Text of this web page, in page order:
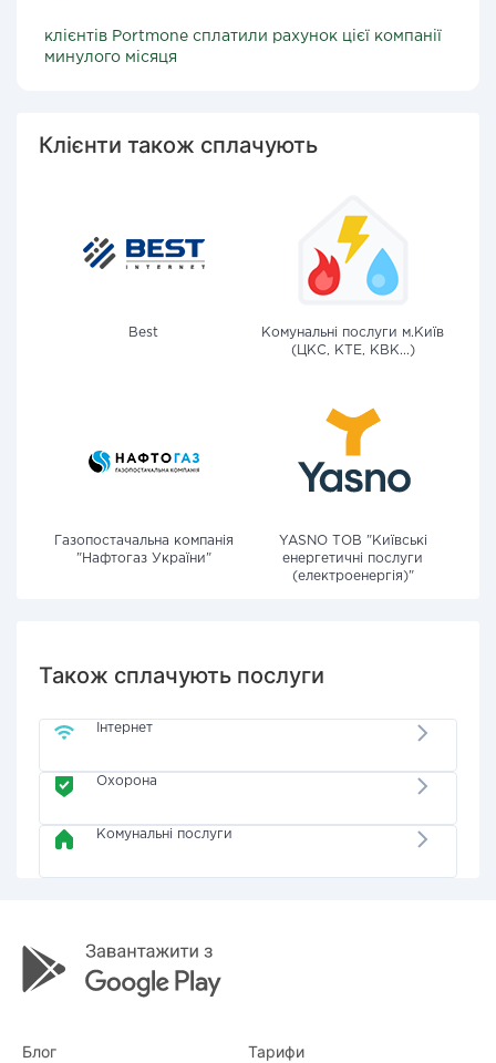
клієнтів Portmone сплатили рахунок цієї компанії
минулого місяця
Клієнти також сплачують
Best
Комунальні послуги м.Київ
(ЦКС, КТЕ, КВК...)
Газопостачальна компанія
"Нафтогаз України"
YASNO ТОВ "Київські
енергетичні послуги
(електроенергія)"
Також сплачують послуги
Інтернет
Охорона
Комунальні послуги
Блог Тарифи